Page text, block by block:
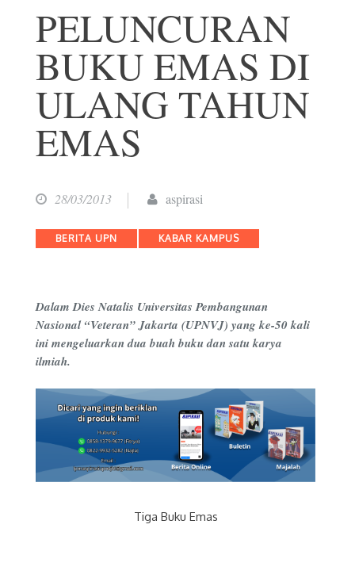
PELUNCURAN
BUKU EMAS DI
ULANG TAHUN
EMAS
28/03/2013 aspirasi
Categories
BERITA UPN KABAR KAMPUS
Dalam Dies Natalis Universitas Pembangunan
Nasional “Veteran” Jakarta (UPNVJ) yang ke-50 kali
ini mengeluarkan dua buah buku dan satu karya
ilmiah.
Tiga Buku Emas